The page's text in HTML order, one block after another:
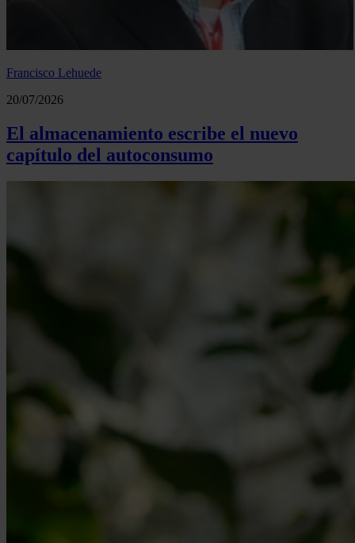
Francisco Lehuede
20/07/2026
El almacenamiento escribe el nuevo
capítulo del autoconsumo